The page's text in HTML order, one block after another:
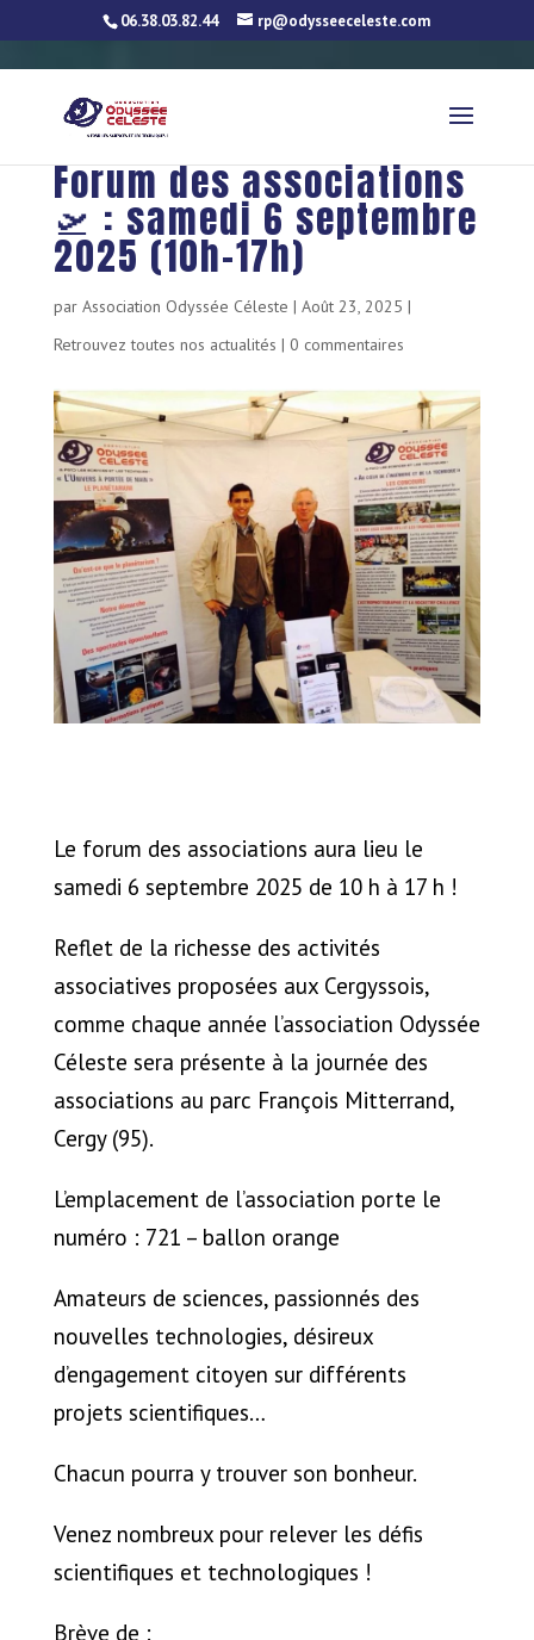
06.38.03.82.44 rp@odysseeceleste.com
Forum des associations
🛫 : samedi 6 septembre
2025 (10h-17h)
par Association Odyssée Céleste | Août 23, 2025 |
Retrouvez toutes nos actualités | 0 commentaires
Le forum des associations aura lieu le
samedi 6 septembre 2025 de 10 h à 17 h !
Reflet de la richesse des activités
associatives proposées aux Cergyssois,
comme chaque année l’association Odyssée
Céleste sera présente à la journée des
associations au parc François Mitterrand,
Cergy (95).
L’emplacement de l’association porte le
numéro : 721 – ballon orange
Amateurs de sciences, passionnés des
nouvelles technologies, désireux
d’engagement citoyen sur différents
projets scientifiques…
Chacun pourra y trouver son bonheur.
Venez nombreux pour relever les défis
scientifiques et technologiques !
Brève de :